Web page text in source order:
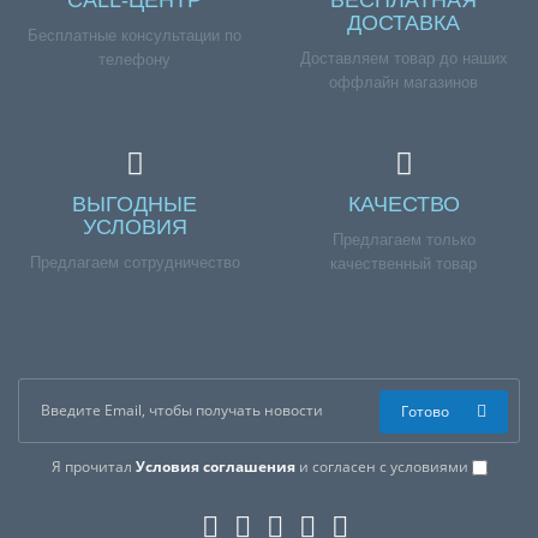
Бесплатные консультации по
телефону
ДОСТАВКА
Доставляем товар до наших
оффлайн магазинов
ВЫГОДНЫЕ
УСЛОВИЯ
Предлагаем сотрудничество
КАЧЕСТВО
Предлагаем только
качественный товар
Я прочитал Условия соглашенияи согласен с условиями
Готово